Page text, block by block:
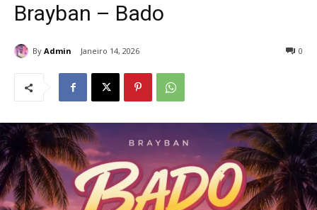
Brayban – Bado
By Admin Janeiro 14, 2026 0